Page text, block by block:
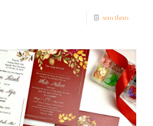
xem thêm